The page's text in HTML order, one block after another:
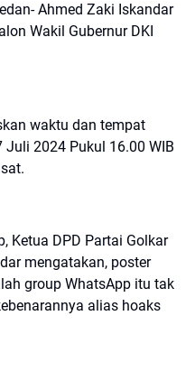
Ahmed Zaki Iskandar
Wakil Gubernur DKI
waktu dan tempat
2024 Pukul 16.00 WIB
Ketua DPD Partai Golkar
mengatakan, poster
group WhatsApp itu tak
alias hoaks